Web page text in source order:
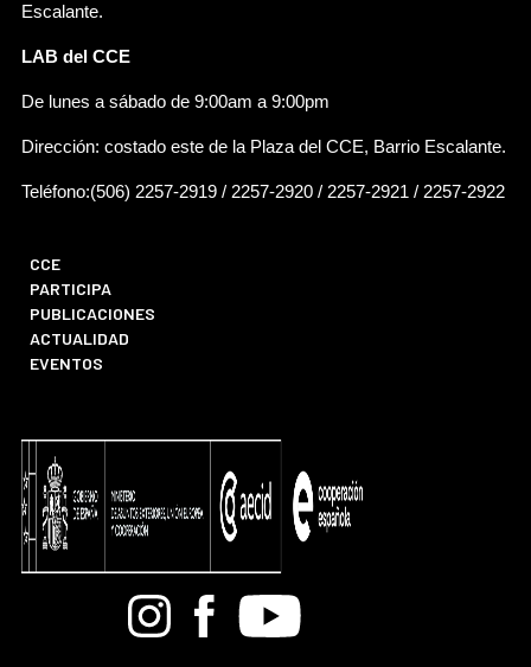
Escalante.
LAB del CCE
De lunes a sábado de 9:00am a 9:00pm
Dirección: costado este de la Plaza del CCE, Barrio Escalante.
Teléfono:(506) 2257-2919 / 2257-2920 / 2257-2921 / 2257-2922
CCE
PARTICIPA
PUBLICACIONES
ACTUALIDAD
EVENTOS
BandcampInstagramFacebook
Youtube